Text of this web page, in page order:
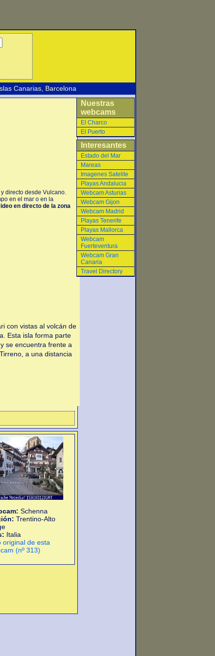
Canarias Barcelona
directo desde Vulcano.
en el mar o en la
en directo de la zona
con vistas al volcán de
Esta isla forma parte
se encuentra frente a
a una distancia
Schenna
Trentino-Alto
Italia
original de esta
(nº 313)
Nuestras
webcams
El Charco
El Puerto
Interesantes
Estado del Mar
Mareas
Imagenes Satelite
Playas Andalucia
Webcam Asturias
Webcam Gijon
Webcam Madrid
Playas Tenerife
Playas Mallorca
Webcam
Fuerteventura
Webcam Gran
Canaria
Travel Directory